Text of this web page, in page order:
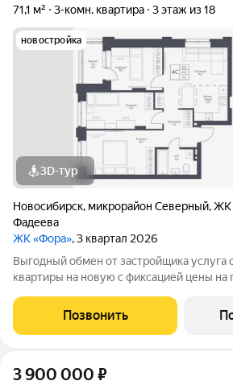
71,1 м² 3-комн. квартира 3 этаж из 18
новостройка
3D-тур
Новосибирск, микрорайон Северный,ЖК
Фадеева
ЖК «Фора», 3 квартал 2026
Выгодный обмен от застройщика услуга обмена вашей
квартиры на новую с фиксацией цены на
самый выгодный вариант покупки.
предчистовой отделкой. Квартира
Позвонить
3 900 000 ₽